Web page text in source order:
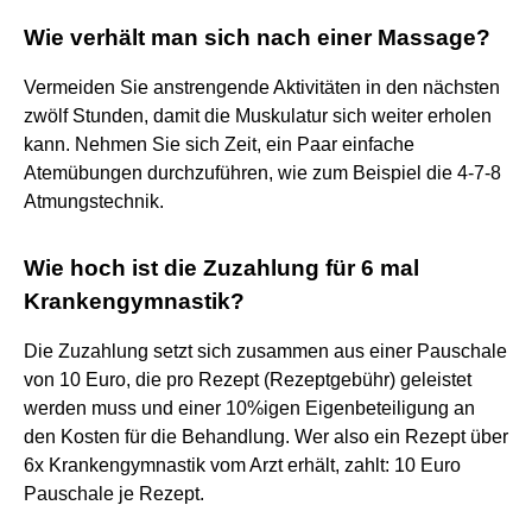
Wie verhält man sich nach einer Massage?
Vermeiden Sie anstrengende Aktivitäten in den nächsten
zwölf Stunden, damit die Muskulatur sich weiter erholen
kann. Nehmen Sie sich Zeit, ein Paar einfache
Atemübungen durchzuführen, wie zum Beispiel die 4-7-8
Atmungstechnik.
Wie hoch ist die Zuzahlung für 6 mal
Krankengymnastik?
Die Zuzahlung setzt sich zusammen aus einer Pauschale
von 10 Euro, die pro Rezept (Rezeptgebühr) geleistet
werden muss und einer 10%igen Eigenbeteiligung an
den Kosten für die Behandlung. Wer also ein Rezept über
6x Krankengymnastik vom Arzt erhält, zahlt: 10 Euro
Pauschale je Rezept.